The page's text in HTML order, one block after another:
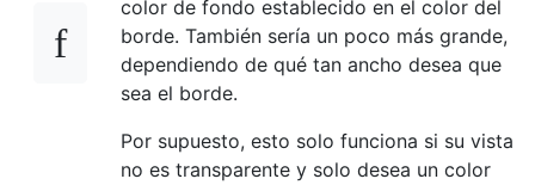
color de fondo establecido en el color del
borde. También sería un poco más grande,
dependiendo de qué tan ancho desea que
sea el borde.
Por supuesto, esto solo funciona si su vista
no es transparente y solo desea un color